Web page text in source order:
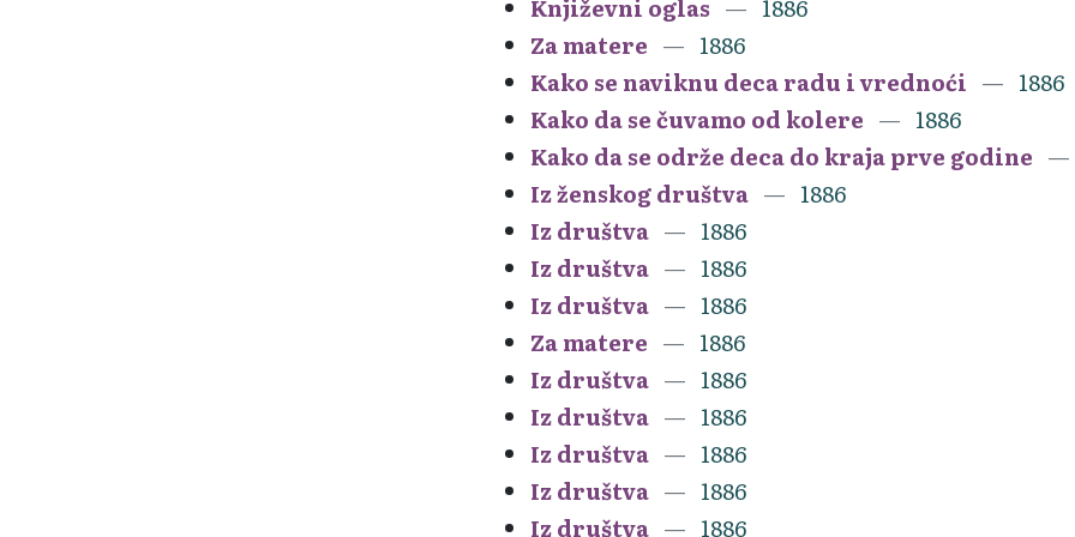
Književni oglas
1886
Za matere
1886
Kako se naviknu deca radu i vrednoći
1886
Kako da se čuvamo od kolere
1886
Kako da se održe deca do kraja prve godine
Iz ženskog društva
1886
Iz društva
1886
Iz društva
1886
Iz društva
1886
Za matere
1886
Iz društva
1886
Iz društva
1886
Iz društva
1886
Iz društva
1886
Iz društva
1886